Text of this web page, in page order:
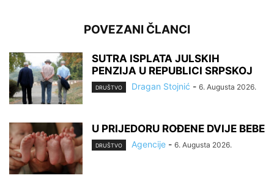
POVEZANI ČLANCI
SUTRA ISPLATA JULSKIH
PENZIJA U REPUBLICI SRPSKOJ
DRUŠTVO Dragan Stojnić - 6. Augusta 2026.
U PRIJEDORU ROĐENE DVIJE BEBE
DRUŠTVO Agencije - 6. Augusta 2026.